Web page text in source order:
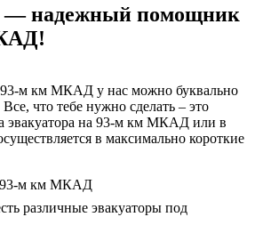
— надежный помощник
93-м км МКАД у нас можно буквально
что тебе нужно сделать – это
эвакуатора на 93-м км МКАД или в
в максимально короткие
различные эвакуаторы под